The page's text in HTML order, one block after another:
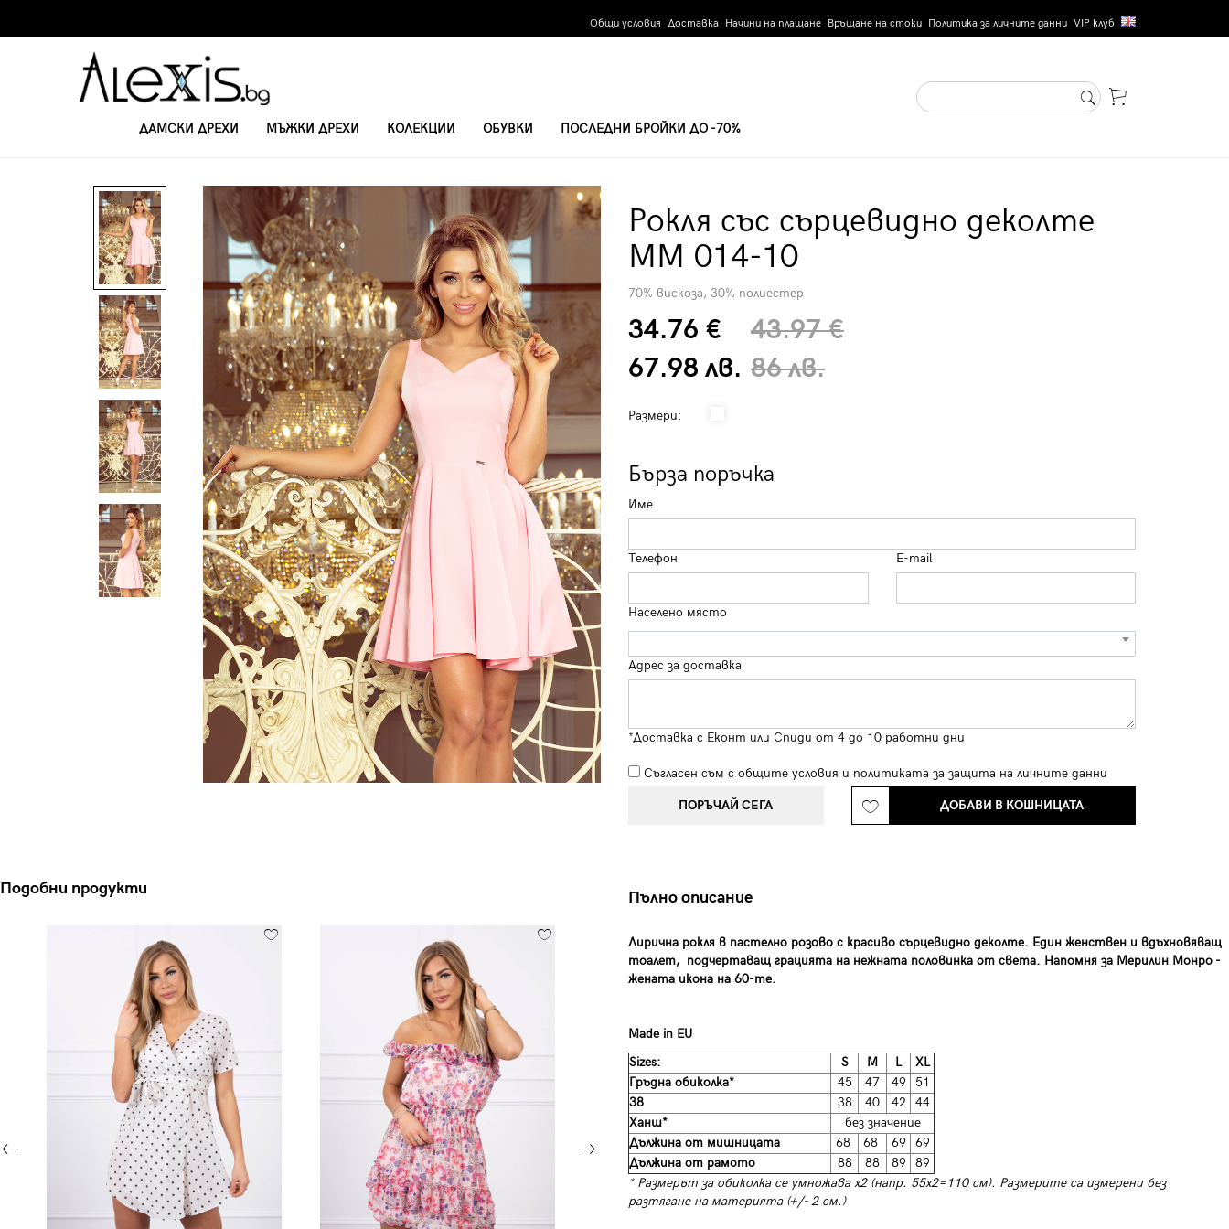
Общи условия Доставка Начини на плащане Връщане на стоки Политика за личните данни VIP клуб
ДАМСКИ ДРЕХИ МЪЖКИ ДРЕХИ КОЛЕКЦИИ ОБУВКИ ПОСЛЕДНИ БРОЙКИ ДО -70%
Рокля със сърцевидно деколте
MM 014-10
70% вискоза, 30% полиестер
34.76 €
67.98 лв.
43.97 €
86 лв.
Размери:
Бърза поръчка
Име
Телефон E-mail
Населено място
Адрес за доставка
*Доставка с Еконт или Спиди от 4 до 10 работни дни
Съгласен съм с общите условия и политиката за защита на личните данни
ПОРЪЧАЙ СЕГА ДОБАВИ В КОШНИЦАТА
Подобни продукти Пълно описание
Лирична рокля в пастелно розово с красиво сърцевидно деколте. Един женствен и вдъхновяващ
тоалет, подчертаващ грацията на нежната половинка от света. Напомня за Мерилин Монро -
жената икона на 60-те.
Made in EU
Sizes:
S M L
XL
Гръдна обиколка*
45 47 49
51
38
38 40 42
44
Ханш*
без значение
Дължина от мишницата
68 68 69
69
Дължина от рамото
88 88 89
89
* Размерът за обиколка се умножава х2 (напр. 55х2=110 см). Размерите са измерени без
разтягане на материята (+/- 2 см.)